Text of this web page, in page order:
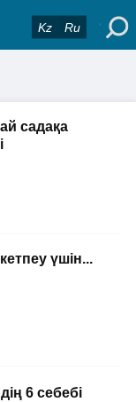
Kz Ru
садақа
үшін...
6 себебі